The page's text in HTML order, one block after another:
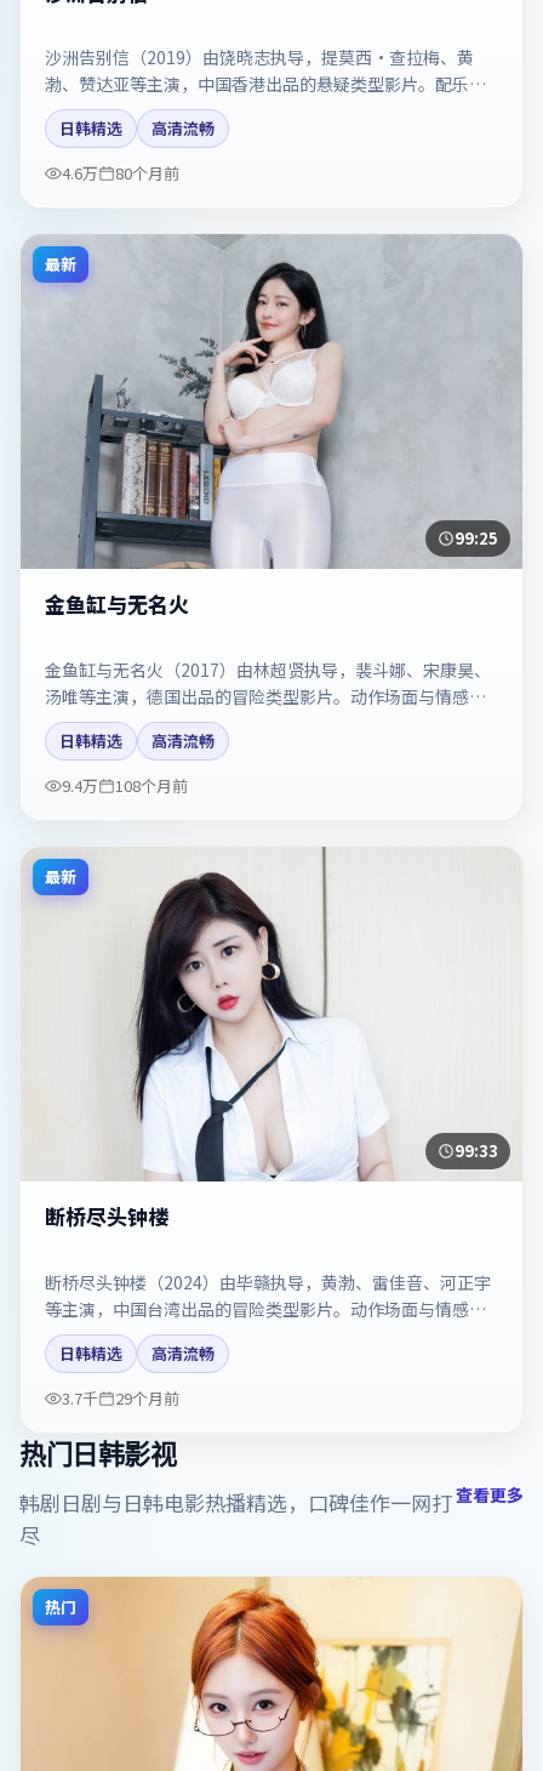
沙洲告别信（2019）由饶晓志执导，提莫西·查拉梅、黄
渤、赞达亚等主演，中国香港出品的悬疑类型影片。配乐与
剪辑强化了宿命感。剧情简介与主创信息可供检索参考，上
映日期以片方资料为准。
日韩精选
高清流畅
4.6万
80个月前
最新
99:25
金鱼缸与无名火
金鱼缸与无名火（2017）由林超贤执导，裴斗娜、宋康昊、
汤唯等主演，德国出品的冒险类型影片。动作场面与情感戏
比例拿捏得当。剧情简介与主创信息可供检索参考，上映日
期以片方资料为准。
日韩精选
高清流畅
9.4万
108个月前
最新
99:33
断桥尽头钟楼
断桥尽头钟楼（2024）由毕赣执导，黄渤、雷佳音、河正宇
等主演，中国台湾出品的冒险类型影片。动作场面与情感戏
比例拿捏得当。剧情简介与主创信息可供检索参考，上映日
期以片方资料为准。
日韩精选
高清流畅
3.7千
29个月前
热门日韩影视
韩剧日剧与日韩电影热播精选，口碑佳作一网打
尽
查看更多
热门